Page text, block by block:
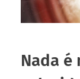
Nada é